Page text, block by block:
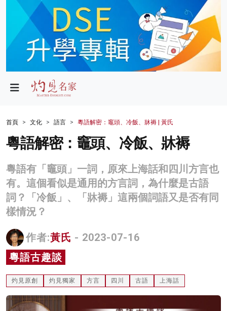
政局
財經
生活
商業
科技
名家榜
灼見活動
關於我們
首頁 文化 語言 粵語解密：竈頭、冷飯、牀褥 | 黃氏
粵語解密：竈頭、冷飯、牀褥
粵語有「竈頭」一詞，原來上海話和四川方言也
有。這個看似是通用的方言詞，為什麼是古語
詞？「冷飯」、「牀褥」這兩個詞語又是否有同
樣情況？
作者:黃氏 - 2023-07-16
粵語古趣談
灼見原創 灼見獨家 方言 四川 古語 上海話